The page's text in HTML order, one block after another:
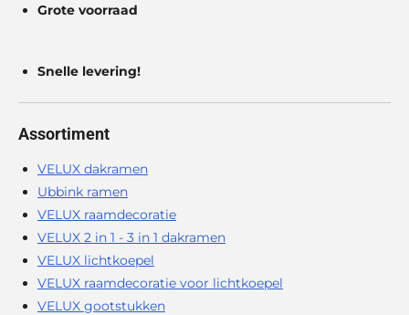
Grote voorraad
Snelle levering!
Assortiment
VELUX dakramen
Ubbink ramen
VELUX raamdecoratie
VELUX 2 in 1 - 3 in 1 dakramen
VELUX lichtkoepel
VELUX raamdecoratie voor lichtkoepel
VELUX gootstukken